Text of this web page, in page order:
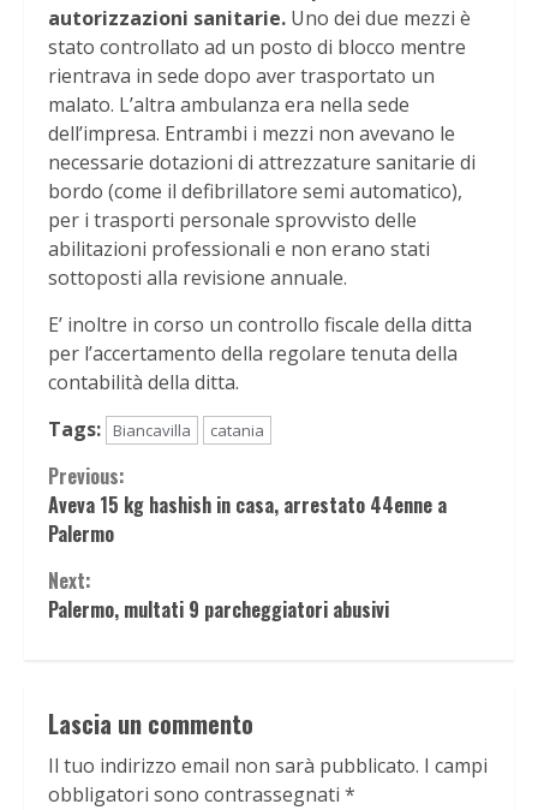
autorizzazioni sanitarie. Uno dei due mezzi è
stato controllato ad un posto di blocco mentre
rientrava in sede dopo aver trasportato un
malato. L’altra ambulanza era nella sede
dell’impresa. Entrambi i mezzi non avevano le
necessarie dotazioni di attrezzature sanitarie di
bordo (come il defibrillatore semi automatico),
per i trasporti personale sprovvisto delle
abilitazioni professionali e non erano stati
sottoposti alla revisione annuale.
E’ inoltre in corso un controllo fiscale della ditta
per l’accertamento della regolare tenuta della
contabilità della ditta.
Tags:
Biancavilla catania
Continue
Reading
Previous:
Aveva 15 kg hashish in casa, arrestato 44enne a
Palermo
Next:
Palermo, multati 9 parcheggiatori abusivi
Lascia un commento
Il tuo indirizzo email non sarà pubblicato. I campi
obbligatori sono contrassegnati *